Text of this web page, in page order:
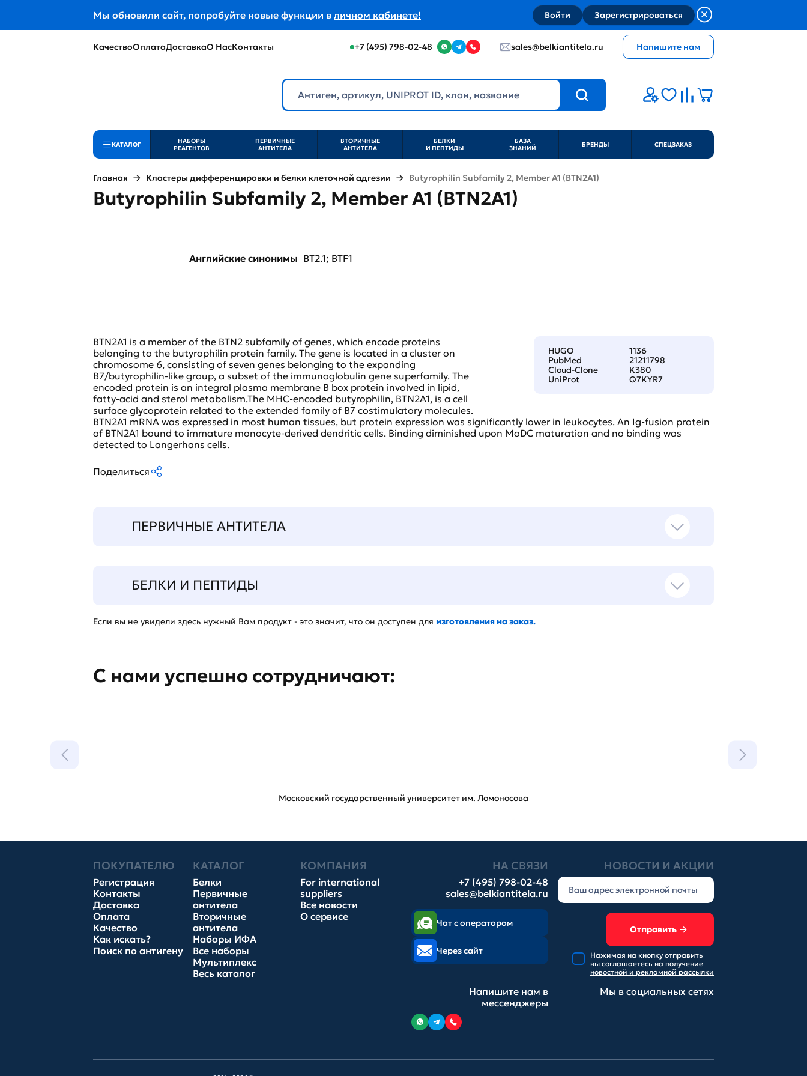
Мы обновили сайт, попробуйте новые функции в личном кабинете! Войти Зарегистрироваться
КачествоОплатаДоставкаО НасКонтакты +7 (495) 798-02-48 sales@belkiantitela.ru Напишите нам
КАТАЛОГ
НАБОРЫ
РЕАГЕНТОВ
ПЕРВИЧНЫЕ
АНТИТЕЛА
ВТОРИЧНЫЕ
АНТИТЕЛА
БЕЛКИ
И ПЕПТИДЫ
БАЗА
ЗНАНИЙ
БРЕНДЫ СПЕЦЗАКАЗ
Главная Кластеры дифференцировки и белки клеточной адгезии Butyrophilin Subfamily 2, Member A1 (BTN2A1)
Butyrophilin Subfamily 2, Member A1 (BTN2A1)
Английские синонимы BT2.1; BTF1
HUGO
1136
PubMed
21211798
Cloud-Clone
K380
UniProt
Q7KYR7
BTN2A1 is a member of the BTN2 subfamily of genes, which encode proteins
belonging to the butyrophilin protein family. The gene is located in a cluster on
chromosome 6, consisting of seven genes belonging to the expanding
B7/butyrophilin-like group, a subset of the immunoglobulin gene superfamily. The
encoded protein is an integral plasma membrane B box protein involved in lipid,
fatty-acid and sterol metabolism.The MHC-encoded butyrophilin, BTN2A1, is a cell
surface glycoprotein related to the extended family of B7 costimulatory molecules.
BTN2A1 mRNA was expressed in most human tissues, but protein expression was significantly lower in leukocytes. An Ig-fusion protein
of BTN2A1 bound to immature monocyte-derived dendritic cells. Binding diminished upon MoDC maturation and no binding was
detected to Langerhans cells.
Поделиться
ПЕРВИЧНЫЕ АНТИТЕЛА
БЕЛКИ И ПЕПТИДЫ
Если вы не увидели здесь нужный Вам продукт - это значит, что он доступен для изготовления на заказ.
С нами успешно сотрудничают:
Московский государственный университет им. Ломоносова
ПОКУПАТЕЛЮ
Регистрация
Контакты
Доставка
Оплата
Качество
Как искать?
Поиск по антигену
КАТАЛОГ
Белки
Первичные
антитела
Вторичные
антитела
Наборы ИФА
Все наборы
Мультиплекс
Весь каталог
КОМПАНИЯ
For international
suppliers
Все новости
О сервисе
НА СВЯЗИ
+7 (495) 798-02-48
sales@belkiantitela.ru
НОВОСТИ И АКЦИИ
Отправить
Нажимая на кнопку отправить
вы соглашаетесь на получение
новостной и рекламной рассылки
Чат с оператором
Через сайт
Напишите нам в
мессенджеры
Мы в социальных сетях